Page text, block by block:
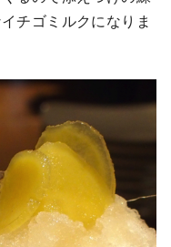
チゴミルクになりま